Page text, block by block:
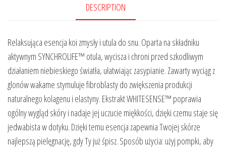
DESCRIPTION
Relaksująca esencja koi zmysły i utula do snu. Oparta na składniku
aktywnym SYNCHROLIFE™ otula, wycisza i chroni przed szkodliwym
działaniem niebieskiego światła, ułatwiając zasypianie. Zawarty wyciąg z
glonów wakame stymuluje fibroblasty do zwiększenia produkcji
naturalnego kolagenu i elastyny. Ekstrakt WHITESENSE™ poprawia
ogólny wygląd skóry i nadaje jej uczucie miękkości, dzięki czemu staje się
jedwabista w dotyku. Dzięki temu esencja zapewnia Twojej skórze
najlepszą pielęgnację, gdy Ty już śpisz. Sposób użycia: użyj pompki, aby